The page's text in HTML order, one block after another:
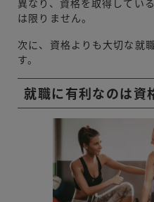
は限りません。
次に、資格よりも大切な就
す。
就職に有利なのは資